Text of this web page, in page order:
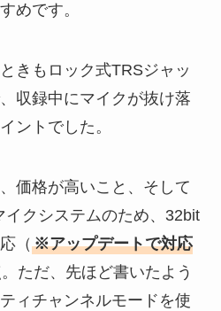
めです。
きもロック式TRSジャッ
収録中にマイクが抜け落
ントでした。
価格が高いこと、そして
クシステムのため、32bit
（ ※アップデートで対応
ただ、先ほど書いたよう
ィチャンネルモードを使